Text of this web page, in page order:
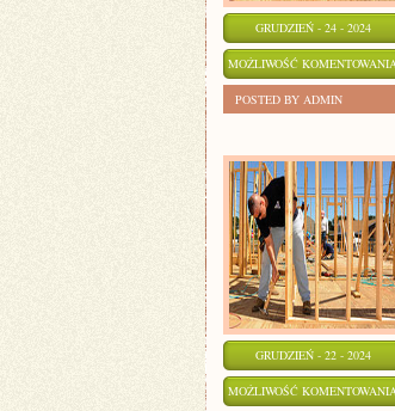
GRUDZIEŃ - 24 - 2024
MOŻLIWOŚĆ
ZOSTAŁA WYŁĄCZONA
POSTED BY ADMIN
GRUDZIEŃ - 22 - 2024
MOŻLIWOŚĆ